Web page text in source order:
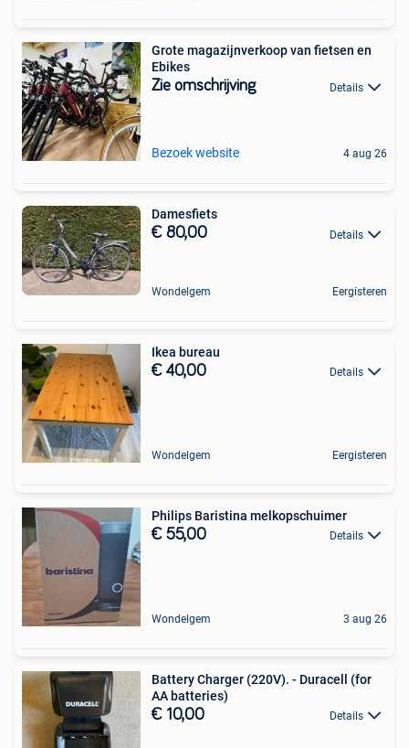
Grote magazijnverkoop van fietsen en
Ebikes
Zie omschrijving Details
Bezoek website 4 aug 26
Damesfiets
€ 80,00 Details
Wondelgem Eergisteren
Ikea bureau
€ 40,00 Details
Wondelgem Eergisteren
Philips Baristina melkopschuimer
€ 55,00 Details
Wondelgem 3 aug 26
Battery Charger (220V). - Duracell (for
AA batteries)
€ 10,00 Details